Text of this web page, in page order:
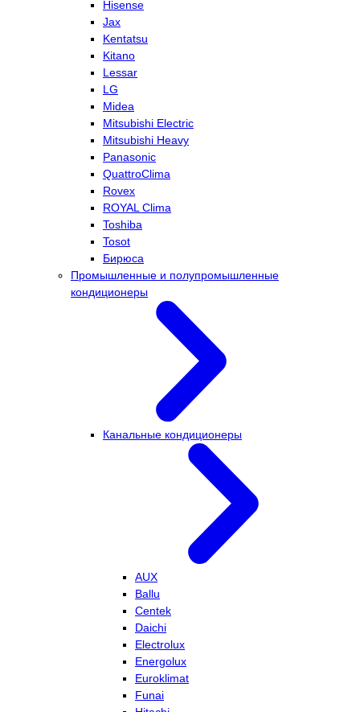
Hisense
Jax
Kentatsu
Kitano
Lessar
LG
Midea
Mitsubishi Electric
Mitsubishi Heavy
Panasonic
QuattroClima
Rovex
ROYAL Clima
Toshiba
Tosot
Бирюса
Промышленные и полупромышленные
кондиционеры
Канальные кондиционеры
AUX
Ballu
Centek
Daichi
Electrolux
Energolux
Euroklimat
Funai